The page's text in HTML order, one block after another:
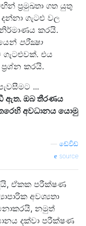
ප්‍රමුඛතා ගත යුතු
ගැටළු වල
කරයි.
පරීක්‍ෂා
එය
කරයි.
...
ඇත. ඔබ තීරණය
අවධානය යොමු
ඩේවිඩ්
source
ඒකක පරීක්ෂණ
අවශ්‍යතා
නමුත්
දක්වා පරීක්ෂණ